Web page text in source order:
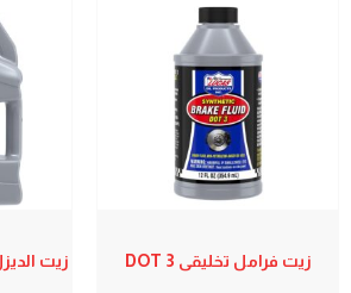
زيت فرامل تخليقى DOT 3